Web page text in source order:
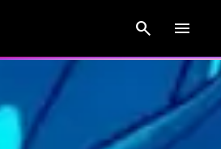
search menu